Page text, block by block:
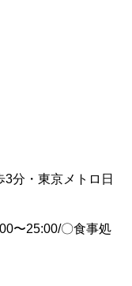
分・ 東京メトロ日
〜25:00/〇食事処